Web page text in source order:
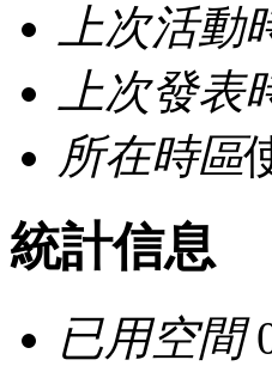
上次活動
上次發表
所在時區
統計信息
已用空間